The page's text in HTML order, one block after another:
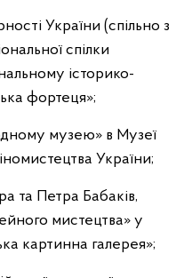
України (спільно з
спілки
історико-
фортеця»;
музею» в Музеї
України;
та Петра Бабаків,
мистецтва» у
картинна галерея»;